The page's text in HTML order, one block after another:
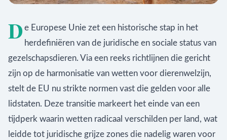
De Europese Unie zet een historische stap in het
herdefiniëren van de juridische en sociale status van
gezelschapsdieren. Via een reeks richtlijnen die gericht
zijn op de harmonisatie van wetten voor dierenwelzijn,
stelt de EU nu strikte normen vast die gelden voor alle
lidstaten. Deze transitie markeert het einde van een
tijdperk waarin wetten radicaal verschilden per land, wat
leidde tot juridische grijze zones die nadelig waren voor